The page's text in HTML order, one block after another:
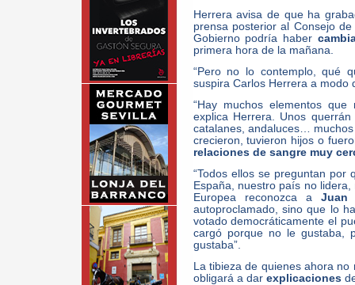
Herrera avisa de que ha
prensa posterior al Consejo
Gobierno podría haber
primera hora de la mañana.
“Pero no lo contemplo, qué
suspira Carlos Herrera a modo
“Hay muchos elementos
explica Herrera. Unos
catalanes, andaluces…
crecieron, tuvieron hijos o
relaciones de sangre muy
“Todos ellos se preguntan por
España, nuestro país no
Europea reconozca aJuan
autoproclamado, sino que lo
votado democráticamente el
cargó porque no le gustaba,
gustaba”.
La tibieza de quienes ahora
obligará a dar explicaciones